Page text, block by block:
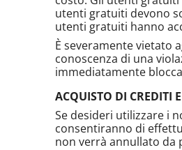
utenti gratuiti devono
utenti gratuiti hanno
È severamente vietato
conoscenza di una
immediatamente
ACQUISTO DI CREDITI
Se desideri utilizzare i
consentiranno di
non verrà annullato da